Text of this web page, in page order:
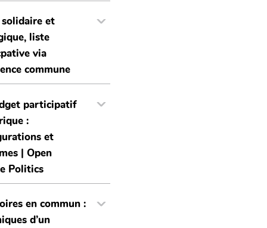
et
liste
via
commune
participatif
:
et
| Open
Politics
en commun :
d’un